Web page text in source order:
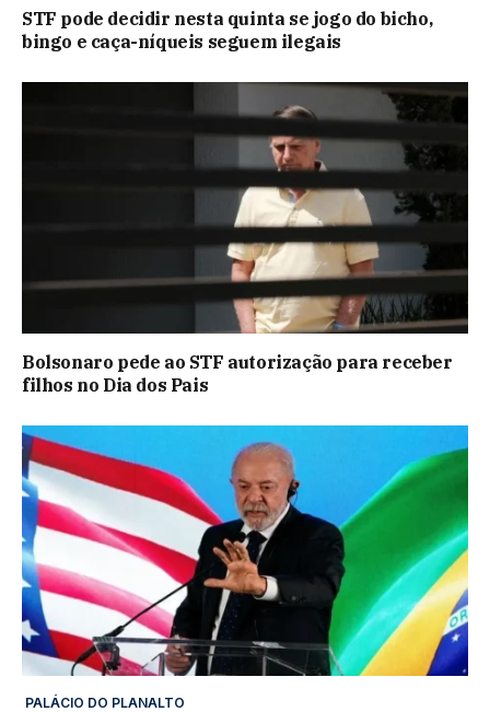
STF pode decidir nesta quinta se jogo do bicho,
bingo e caça-níqueis seguem ilegais
Bolsonaro pede ao STF autorização para receber
filhos no Dia dos Pais
PALÁCIO DO PLANALTO